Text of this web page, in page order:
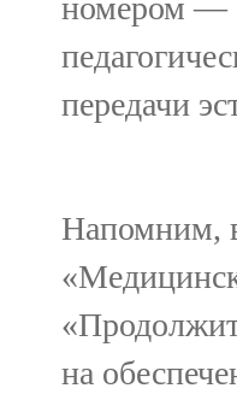
номером —
передачи
Напомним,
на